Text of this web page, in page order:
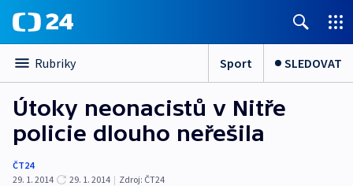
Rubriky Sport SLEDOVAT
Útoky neonacistů v Nitře
policie dlouho neřešila
ČT24
29. 1. 2014
29. 1. 2014 | Zdroj: ČT24